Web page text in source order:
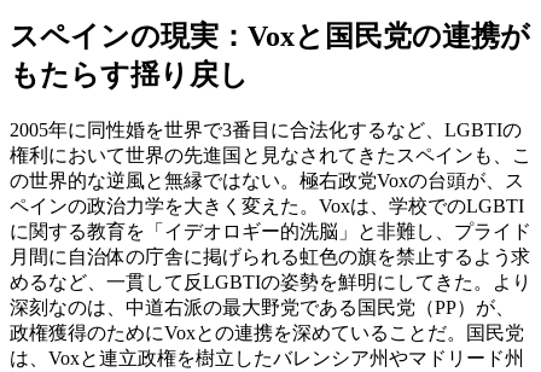
スペインの現実：Voxと国民党の連携が
もたらす揺り戻し
2005年に同性婚を世界で3番目に合法化するなど、LGBTIの
権利において世界の先進国と見なされてきたスペインも、こ
の世界的な逆風と無縁ではない。極右政党Voxの台頭が、ス
ペインの政治力学を大きく変えた。Voxは、学校でのLGBTI
に関する教育を「イデオロギー的洗脳」と非難し、プライド
月間に自治体の庁舎に掲げられる虹色の旗を禁止するよう求
めるなど、一貫して反LGBTIの姿勢を鮮明にしてきた。より
深刻なのは、中道右派の最大野党である国民党（PP）が、
政権獲得のためにVoxとの連携を深めていることだ。国民党
は、Voxと連立政権を樹立したバレンシア州やマドリード州